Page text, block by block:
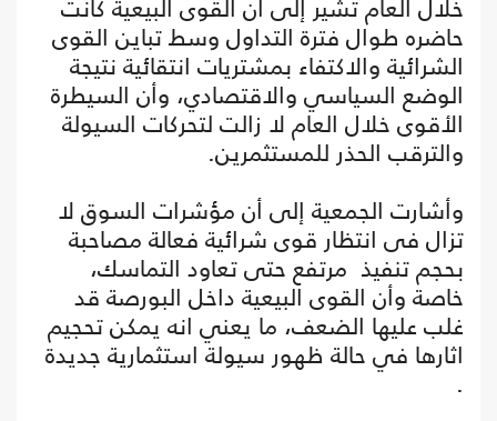
خلال العام تشير إلى أن القوى البيعية كانت
حاضره طوال فترة التداول وسط تباين القوى
الشرائية والاكتفاء بمشتريات انتقائية نتيجة
الوضع السياسي والاقتصادي، وأن السيطرة
الأقوى خلال العام لا زالت لتحركات السيولة
والترقب الحذر للمستثمرين.
وأشارت الجمعية إلى أن مؤشرات السوق لا
تزال فى انتظار قوى شرائية فعالة مصاحبة
بحجم تنفيذ مرتفع حتى تعاود التماسك،
خاصة وأن القوى البيعية داخل البورصة قد
غلب عليها الضعف، ما يعني انه يمكن تحجيم
اثارها في حالة ظهور سيولة استثمارية جديدة
.